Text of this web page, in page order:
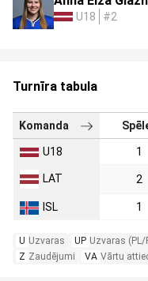
U18 #2
Turnīra tabula
Komanda
U18 1
LAT 2
ISL 1
U Uzvaras UP Uzvaras (PL/
Z Zaudējumi VA Vārtu